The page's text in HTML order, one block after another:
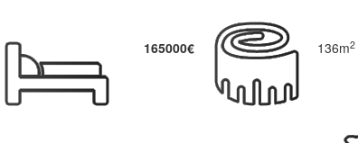
165000€ 136m2